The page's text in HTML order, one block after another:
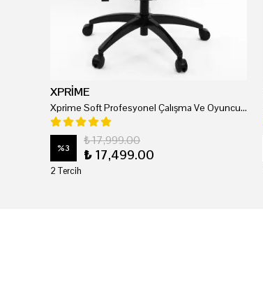
XPRİME
Xprime Soft Profesyonel Çalışma Ve Oyuncu Koltuğu
%3
₺ 17,999.00
₺ 17,499.00
2 Tercih